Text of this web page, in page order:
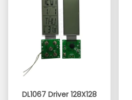
DL1067 Driver 128X128